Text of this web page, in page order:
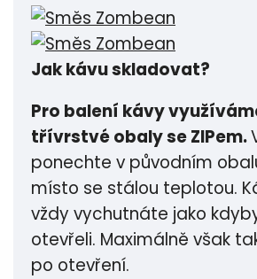
Jak kávu skladovat?
Pro balení kávy
třívrstvé obaly se ZIPem.
ponechte v původním
místo se stálou teplotou.
vždy vychutnáte jako
otevřeli. Maximálně však
po otevření.